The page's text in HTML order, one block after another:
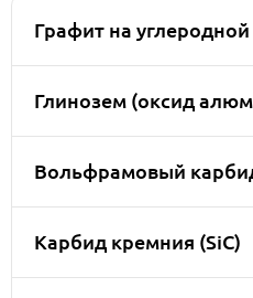
Графит на
Глинозем (оксид
Вольфрамовый
Карбид кремния (SiC)